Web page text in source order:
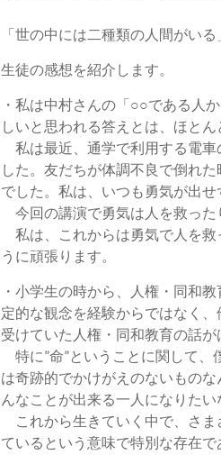
「世の中には二種類の人間がい
生徒の感想を紹介します。
・私は中村さんの「○○である人
しいと思われる答えとは、ほとん
私は最近、通学で利用する電車
した。友だちが体調不良で倒れ
でした。私は、いつも勇気が出せ
今回の講演で勇気は人を救った
私は、これからは勇気で人を救
うに頑張ります。
・小学生の時から、人権・同和
定的な観念を経験からではなく
受けていた人権・同和教育の話
特に”命”ということに関して、
は奇跡的でかけがえのないもの
んなことが出来る一人になりたい
これから生きていく中で、さま
ているという意味で特別な存在